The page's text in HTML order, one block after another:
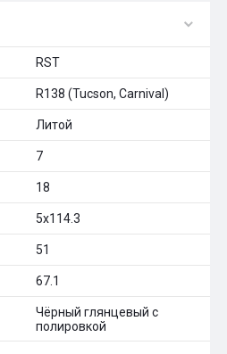
RST
R138 (Tucson, Carnival)
Литой
7
18
5x114.3
51
67.1
Чёрный глянцевый с
полировкой